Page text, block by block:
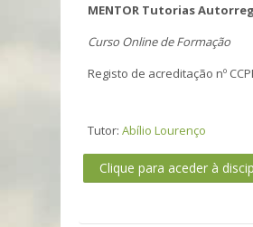
MENTOR Tutorias
Curso Online de Formação
Registo de acreditação nº
Tutor:Abílio Lourenço
Clique para aceder à